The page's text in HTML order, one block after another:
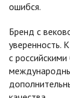
ошибся.
Бренд с
уверенность.
с